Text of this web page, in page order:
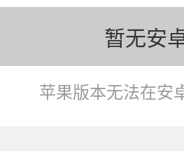
暂无安
苹果版本无法在安